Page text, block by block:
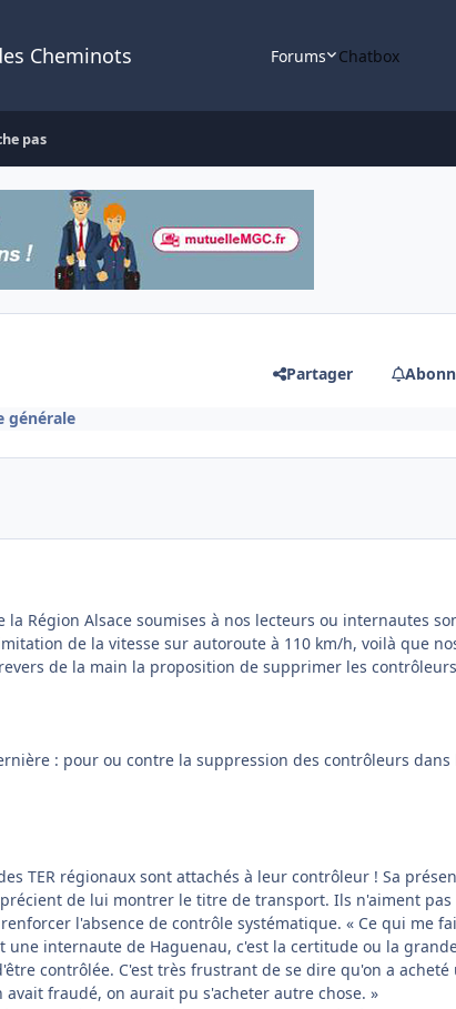
Cheminots Forums Chatbox
pas
Partager
générale
Région Alsace soumises à nos lecteurs ou internautes
de la vitesse sur autoroute à 110 km/h, voilà que
de la main la proposition de supprimer les contrôleurs
: pour ou contre la suppression des contrôleurs dans
TER régionaux sont attachés à leur contrôleur ! Sa
de lui montrer le titre de transport. Ils n'aiment pas
l'absence de contrôle systématique. « Ce qui me
une internaute de Haguenau, c'est la certitude ou la
contrôlée. C'est très frustrant de se dire qu'on a acheté
fraudé, on aurait pu s'acheter autre chose. »